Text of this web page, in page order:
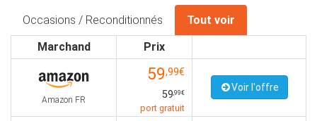
Occasions / Reconditionnés
Tout voir
Marchand
Prix
Amazon FR
59,99€
59,99€
port gratuit
Voir l'offre